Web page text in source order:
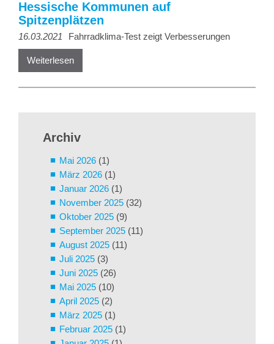
Hessische Kommunen auf
Spitzenplätzen
16.03.2021 Fahrradklima-Test zeigt Verbesserungen
Weiterlesen
Archiv
Mai 2026 (1)
März 2026 (1)
Januar 2026 (1)
November 2025 (32)
Oktober 2025 (9)
September 2025 (11)
August 2025 (11)
Juli 2025 (3)
Juni 2025 (26)
Mai 2025 (10)
April 2025 (2)
März 2025 (1)
Februar 2025 (1)